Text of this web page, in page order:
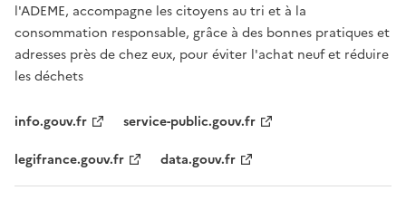
l'ADEME, accompagne les citoyens au tri et à la
consommation responsable, grâce à des bonnes pratiques et
adresses près de chez eux, pour éviter l'achat neuf et réduire
les déchets
info.gouv.fr
service-public.gouv.fr
legifrance.gouv.fr
data.gouv.fr